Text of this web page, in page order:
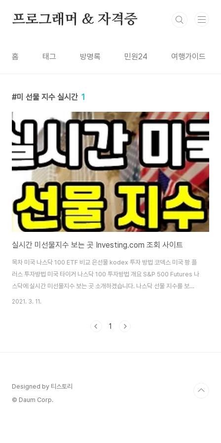
프로그래머 & 자격증
홈 태그 방명록 민원24 여행가이드
미 선물 지수 실시간 1
실시간 미선물지수 보는 곳 Investing.com 조회 사이트
목차 미국 나스닥 100 ETF 비교 은선물 kodex 투자 방법 코덱스 미국 팡 플
러스 투자방법 미국 타이거 나스닥 100 투자방법 개요 S&P 500 Futures 나
스닥에 실시간 미선물지수 보는 곳 소개하겠습니다. 나스닥 선물 지수를 보려
면 기본적으로 몇 가지를 찾아야 하는데요. 아래 사이트에서 쉽게 확인할 수 있
용하는 사이트가 바로 Investing.com입니다. 인베스팅은 모바일 실시간 역
2021. 3. 11.
1
Designed by 티스토리
© Daum Corp.